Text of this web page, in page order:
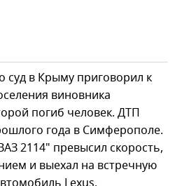
суд в Крыму приговорил к
виновника
погиб человек. ДТП
года в Симферополе.
2114" превысил скорость,
и выехал на встречную